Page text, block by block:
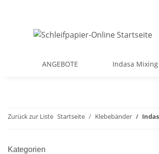
ANGEBOTE Indasa Mixing
Zurück zur Liste Startseite Klebebänder
Kategorien